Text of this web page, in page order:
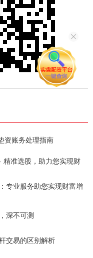
资账务处理指南
精准选股，助力您实现财
深不可测
交易的区别解析